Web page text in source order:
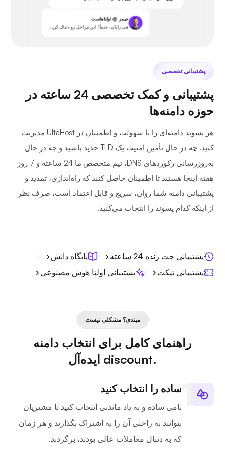
جیمز @ اولتاهاست
هی رایان، حتماً! این مراحل رو دنبال کن...
پشتیبانی تخصصی
پشتیبانی و کمک تخصصی 24 ساعته در
حوزه دامنه‌ها
هر پسوند دامنه‌ای را با سهولت و اطمینان در UltaHost مدیریت
کنید. چه در حال تأمین امنیت یک TLD جدید باشید و چه در حال
به‌روزرسانی رکوردهای DNS، تیم متخصص ما 24 ساعته و 7 روز
هفته اینجا هستند تا اطمینان حاصل کنند که راه‌اندازی، تمدید و
پشتیبانی دامنه شما روان، سریع و قابل اعتماد است، صرف نظر
از اینکه کدام پسوند را انتخاب می‌کنید.
پشتیبانی چت زنده 24 ساعته
پایگاه دانش
پشتیبانی تیکت
پشتیبانی اولتا هوش مصنوعی
مبتدی؟ مشکلی نیست
راهنمای کامل برای انتخاب دامنه
.discount ایده‌آل
ساده را انتخاب کنید
نامی ساده و به یاد ماندنی انتخاب کنید تا مشتریان
بتوانند به راحتی آن را به اشتراک بگذارند و هر زمان
که به دنبال معاملات عالی بودند، برگردند.